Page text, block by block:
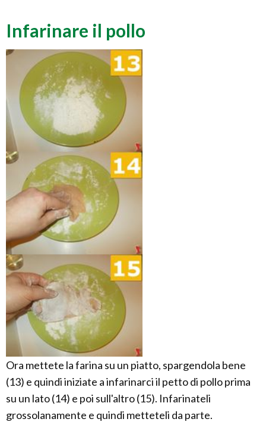
Infarinare il pollo
Ora mettete la farina su un piatto, spargendola bene
(13) e quindi iniziate a infarinarci il petto di pollo prima
su un lato (14) e poi sull'altro (15). Infarinateli
grossolanamente e quindi metteteli da parte.